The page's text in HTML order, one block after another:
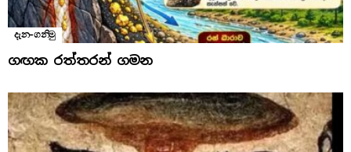
දැන-ගනිමු
ගඟක රත්තරන් ගමන